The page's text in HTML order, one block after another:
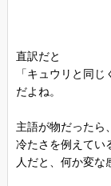
直訳だと
「キュウリと同じ
だよね。
主語が物だったら、
冷たさを例えてい
人だと、何か変な